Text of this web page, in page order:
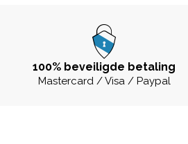
100% beveiligde betaling
Mastercard / Visa / Paypal